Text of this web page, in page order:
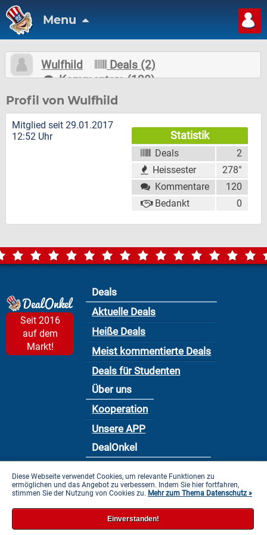
Menu
Wulfhild
Deals (2)
Kommentare (120)
Nachricht schreiben
Profil von Wulfhild
Statistik
Deals
2
Heissester
278°
Kommentare
120
Bedankt
0
Mitglied seit 29.01.2017
12:52 Uhr
Seit 2016
auf dem
Markt!
Deals
Aktuelle Deals
Heiße Deals
Meist kommentierte Deals
Deals für Studenten
Über uns
Kooperation
Unsere APP
DealOnkel
Datenschutzbestimmung
Impressum
Diese Webseite verwendet Cookies, um relevante Funktionen zu
ermöglichen und das Angebot zu verbessern. Indem Sie hier fortfahren,
stimmen Sie der Nutzung von Cookies zu. Mehr zum Thema Datenschutz »